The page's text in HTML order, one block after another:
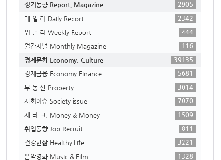
정기동향 Report, Magazine
2905
데 일 리 Daily Report
2342
위 클 리 Weekly Report
444
월간저널 Monthly Magazine
116
경제문화 Economy, Culture
39135
경제금융 Economy Finance
5681
부 동 산 Property
3014
사회이슈 Society issue
7070
재 테 크. Money & Money
1509
취업동향 Job Recruit
811
건강한삶 Healthy Life
3221
음악영화 Music & Film
1328